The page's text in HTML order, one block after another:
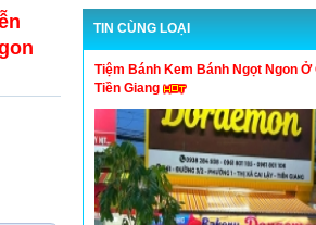
TIN CÙNG LOẠI
Tiệm Bánh Kem Bánh Ngọt Ngon Ở
Tiền Giang